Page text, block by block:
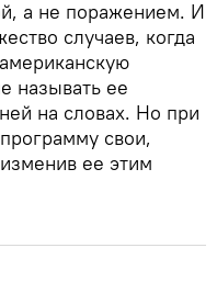
а не поражением. И
случаев, когда
называть ее
на словах. Но при
свои,
ее этим